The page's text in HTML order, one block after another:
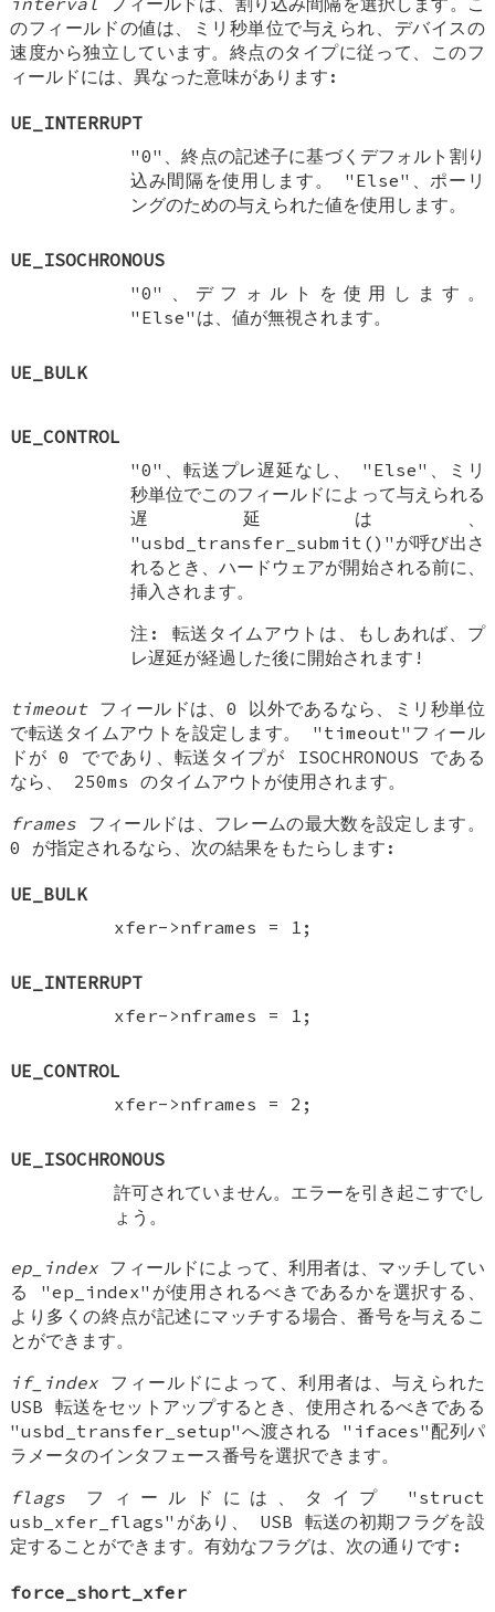
のフィールドの値は、ミリ秒単位で与えられ、デバイスの
速度から独立しています。終点のタイプに従って、このフ
ィールドには、異なった意味があります:
UE_INTERRUPT
"0"、終点の記述子に基づくデフォルト割り
込み間隔を使用します。 "Else"、ポーリ
ングのための与えられた値を使用します。
UE_ISOCHRONOUS
"0"、デフォルトを使用します。
"Else"は、値が無視されます。
UE_BULK
UE_CONTROL
"0"、転送プレ遅延なし、 "Else"、ミリ
秒単位でこのフィールドによって与えられる
遅延は、
"usbd_transfer_submit()"が呼び出さ
れるとき、ハードウェアが開始される前に、
挿入されます。
注: 転送タイムアウトは、もしあれば、プ
レ遅延が経過した後に開始されます!
timeoutフィールドは、0 以外であるなら、ミリ秒単位
で転送タイムアウトを設定します。 "timeout"フィール
ドが 0 でであり、転送タイプが ISOCHRONOUS である
なら、 250ms のタイムアウトが使用されます。
frames フィールドは、フレームの最大数を設定します。
0 が指定されるなら、次の結果をもたらします:
UE_BULK
xfer->nframes = 1;
UE_INTERRUPT
xfer->nframes = 1;
UE_CONTROL
xfer->nframes = 2;
UE_ISOCHRONOUS
許可されていません。エラーを引き起こすでし
ょう。
ep_index フィールドによって、利用者は、マッチしてい
る "ep_index"が使用されるべきであるかを選択する、
より多くの終点が記述にマッチする場合、番号を与えるこ
とができます。
if_index フィールドによって、利用者は、与えられた
USB 転送をセットアップするとき、使用されるべきである
"usbd_transfer_setup"へ渡される "ifaces"配列パ
ラメータのインタフェース番号を選択できます。
flags フィールドには、タイプ "struct
usb_xfer_flags"があり、 USB 転送の初期フラグを設
定することができます。有効なフラグは、次の通りです:
force_short_xfer